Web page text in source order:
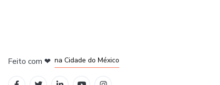
Feito com ❤ na Cidade do México